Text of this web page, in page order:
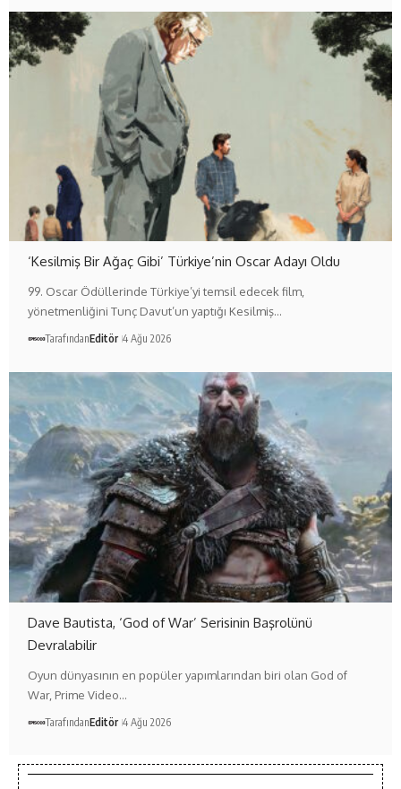
‘Kesilmiş Bir Ağaç Gibi’ Türkiye’nin Oscar Adayı Oldu
99. Oscar Ödüllerinde Türkiye’yi temsil edecek film,
yönetmenliğini Tunç Davut’un yaptığı Kesilmiş…
TarafındanEditör 4 Ağu 2026
Dave Bautista, ‘God of War’ Serisinin Başrolünü
Devralabilir
Oyun dünyasının en popüler yapımlarından biri olan God of
War, Prime Video…
TarafındanEditör 4 Ağu 2026